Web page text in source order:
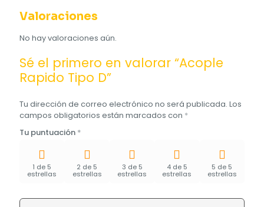
Valoraciones
No hay valoraciones aún.
Sé el primero en valorar “Acople
Rapido Tipo D”
Tu dirección de correo electrónico no será publicada. Los
campos obligatorios están marcados con *
Tu puntuación *
1 de 5
estrellas
2 de 5
estrellas
3 de 5
estrellas
4 de 5
estrellas
5 de 5
estrellas